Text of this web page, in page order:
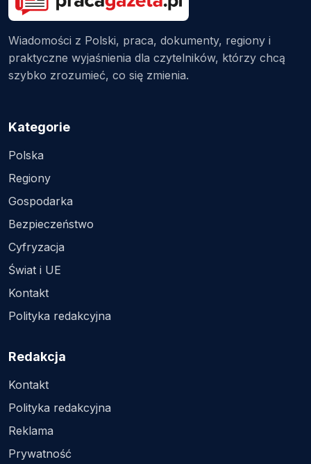
Wiadomości z Polski, praca, dokumenty, regiony i
praktyczne wyjaśnienia dla czytelników, którzy chcą
szybko zrozumieć, co się zmienia.
Kategorie
Polska
Regiony
Gospodarka
Bezpieczeństwo
Cyfryzacja
Świat i UE
Kontakt
Polityka redakcyjna
Redakcja
Kontakt
Polityka redakcyjna
Reklama
Prywatność